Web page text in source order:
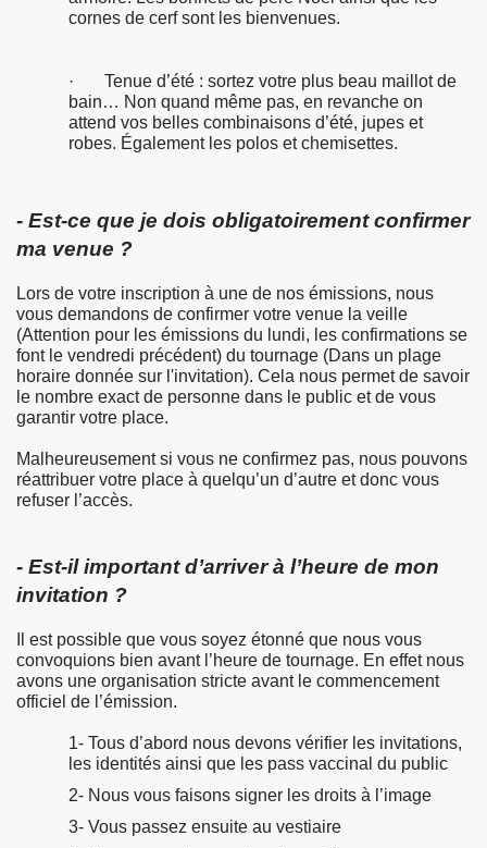
cornes de cerf sont les bienvenues.
· Tenue d’été : sortez votre plus beau maillot de
bain… Non quand même pas, en revanche on
attend vos belles combinaisons d’été, jupes et
robes. Également les polos et chemisettes.
- Est-ce que je dois obligatoirement confirmer
ma venue ?
Lors de votre inscription à une de nos émissions, nous
vous demandons de confirmer votre venue la veille
(Attention pour les émissions du lundi, les confirmations se
font le vendredi précédent) du tournage (Dans un plage
horaire donnée sur l'invitation). Cela nous permet de savoir
le nombre exact de personne dans le public et de vous
garantir votre place.
Malheureusement si vous ne confirmez pas, nous pouvons
réattribuer votre place à quelqu’un d’autre et donc vous
refuser l’accès.
- Est-il important d’arriver à l’heure de mon
invitation ?
Il est possible que vous soyez étonné que nous vous
convoquions bien avant l’heure de tournage. En effet nous
avons une organisation stricte avant le commencement
officiel de l’émission.
1- Tous d’abord nous devons vérifier les invitations,
les identités ainsi que les pass vaccinal du public
2- Nous vous faisons signer les droits à l’image
3- Vous passez ensuite au vestiaire